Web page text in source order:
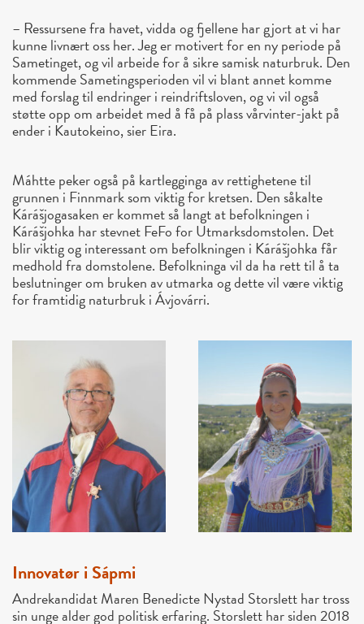
– Ressursene fra havet, vidda og fjellene har gjort at vi har
kunne livnært oss her. Jeg er motivert for en ny periode på
Sametinget, og vil arbeide for å sikre samisk naturbruk. Den
kommende Sametingsperioden vil vi blant annet komme
med forslag til endringer i reindriftsloven, og vi vil også
støtte opp om arbeidet med å få på plass vårvinter-jakt på
ender i Kautokeino, sier Eira.
Máhtte peker også på kartlegginga av rettighetene til
grunnen i Finnmark som viktig for kretsen. Den såkalte
Kárášjogasaken er kommet så langt at befolkningen i
Kárášjohka har stevnet FeFo for Utmarksdomstolen. Det
blir viktig og interessant om befolkningen i Kárášjohka får
medhold fra domstolene. Befolkninga vil da ha rett til å ta
beslutninger om bruken av utmarka og dette vil være viktig
for framtidig naturbruk i Ávjovárri.
Innovatør i Sápmi
Andrekandidat Maren Benedicte Nystad Storslett har tross
sin unge alder god politisk erfaring. Storslett har siden 2018